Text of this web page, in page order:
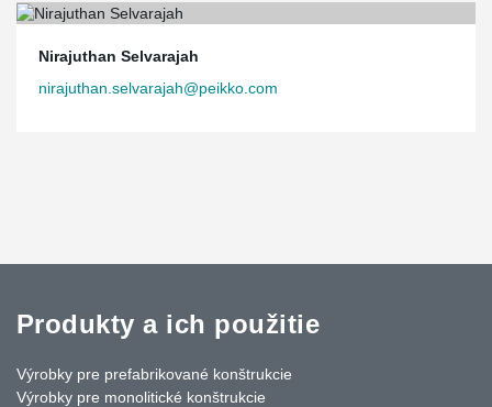
Nirajuthan Selvarajah
nirajuthan.selvarajah@peikko.com
Produkty a ich použitie
Výrobky pre prefabrikované konštrukcie
Výrobky pre monolitické konštrukcie